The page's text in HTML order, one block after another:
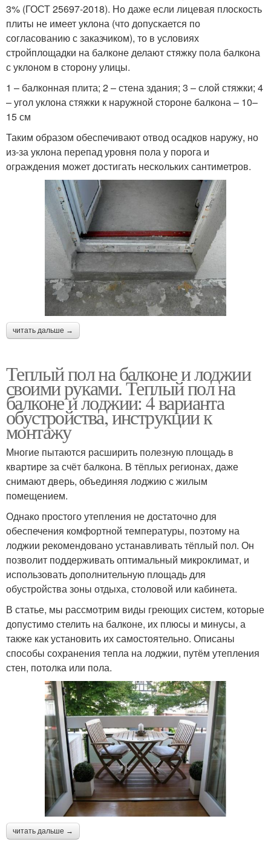
3% (ГОСТ 25697-2018). Но даже если лицевая плоскость
плиты не имеет уклона (что допускается по
согласованию с заказчиком), то в условиях
стройплощадки на балконе делают стяжку пола балкона
с уклоном в сторону улицы.
1 – балконная плита; 2 – стена здания; 3 – слой стяжки; 4
– угол уклона стяжки к наружной стороне балкона – 10–
15 см
Таким образом обеспечивают отвод осадков наружу, но
из-за уклона перепад уровня пола у порога и
ограждения может достигать нескольких сантиметров.
читать дальше →
Теплый пол на балконе и лоджии
своими руками. Теплый пол на
балконе и лоджии: 4 варианта
обустройства, инструкции к
монтажу
Многие пытаются расширить полезную площадь в
квартире за счёт балкона. В тёплых регионах, даже
снимают дверь, объединяя лоджию с жилым
помещением.
Однако простого утепления не достаточно для
обеспечения комфортной температуры, поэтому на
лоджии рекомендовано устанавливать тёплый пол. Он
позволит поддерживать оптимальный микроклимат, и
использовать дополнительную площадь для
обустройства зоны отдыха, столовой или кабинета.
В статье, мы рассмотрим виды греющих систем, которые
допустимо стелить на балконе, их плюсы и минусы, а
также как установить их самостоятельно. Описаны
способы сохранения тепла на лоджии, путём утепления
стен, потолка или пола.
читать дальше →